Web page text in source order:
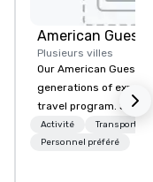
American Guest
Plusieurs villes
Our American Guest
generations of
travel program. Since
mission has been to
imagination of your
Activité
Transport
Personnel préféré